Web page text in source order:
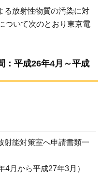
る放射性物質の汚染に対
ついて次のとおり東京電
：平成26年4月～平成
射能対策室へ申請書類一
月から平成27年3月）